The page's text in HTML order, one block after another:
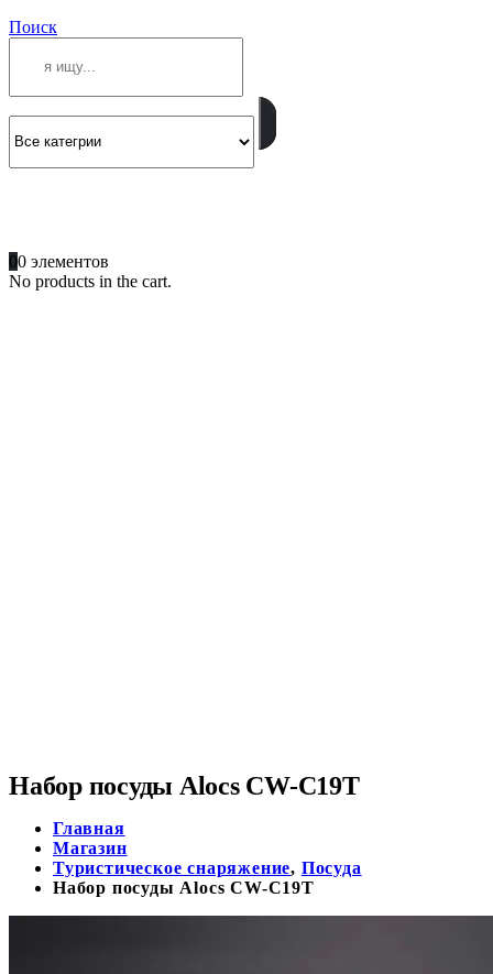
Поиск
00 элементов
No products in the cart.
Набор посуды Alocs CW-C19T
Главная
Магазин
Туристическое снаряжение, Посуда
Набор посуды Alocs CW-C19T